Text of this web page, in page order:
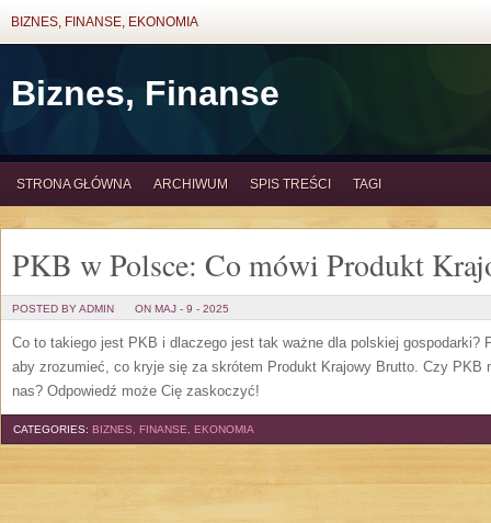
BIZNES, FINANSE, EKONOMIA
Biznes, Finanse
STRONA GŁÓWNA ARCHIWUM SPIS TREŚCI TAGI
PKB w Polsce: Co mówi Produkt
POSTED BY ADMIN ON MAJ - 9 - 2025
Co to takiego jest PKB i dlaczego jest tak ważne dla polskiej gospodarki?
aby zrozumieć, co kryje się za skrótem Produkt Krajowy Brutto. Czy PKB
nas? Odpowiedź może Cię zaskoczyć!
CATEGORIES: BIZNES, FINANSE, EKONOMIA